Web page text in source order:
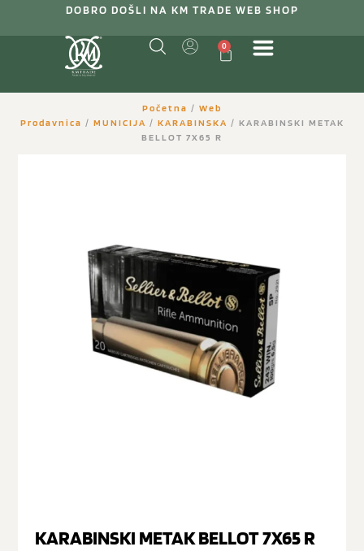
DOBRO DOŠLI NA KM TRADE WEB SHOP
0
Početna / Web
Prodavnica / MUNICIJA / KARABINSKA / KARABINSKI METAK
BELLOT 7X65 R
KARABINSKI METAK BELLOT 7X65 R